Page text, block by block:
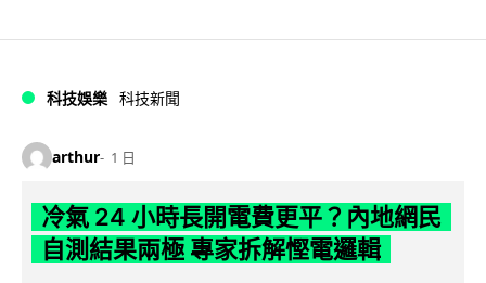
科技娛樂 科技新聞
arthur 1 日
冷氣 24 小時長開電費更平？內地網民
自測結果兩極 專家拆解慳電邏輯